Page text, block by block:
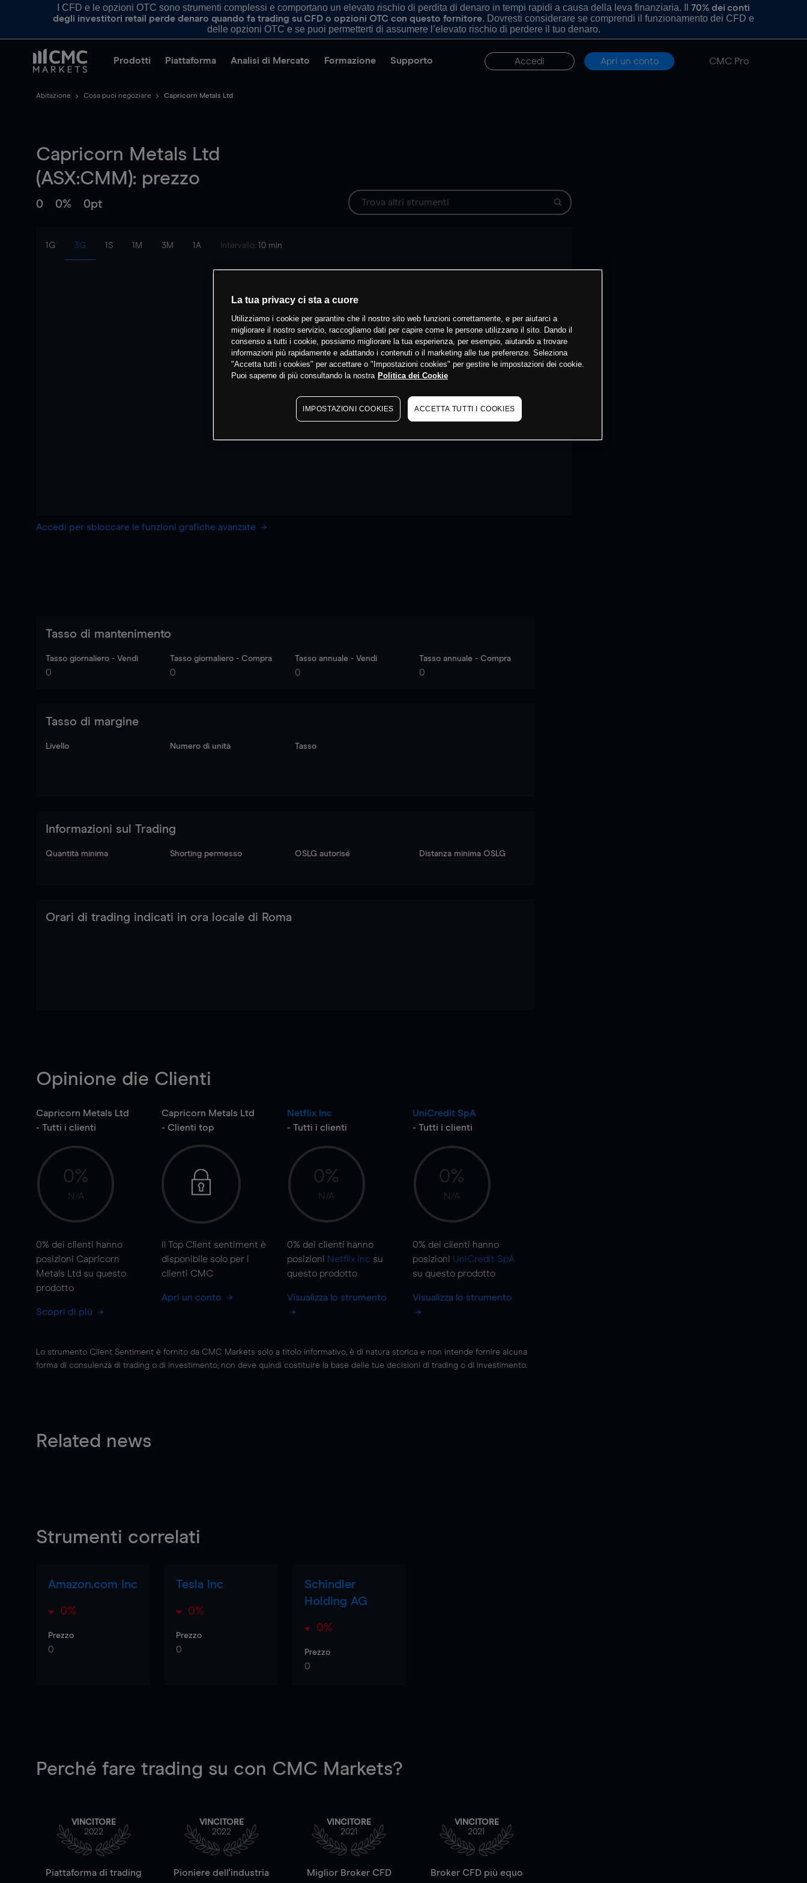
I CFD e le opzioni OTC sono strumenti complessi e comportano un elevato rischio di perdita di denaro in tempi rapidi a causa della leva finanziaria. Il 70% dei conti
degli investitori retail perde denaro quando fa trading su CFD o opzioni OTC con questo fornitore. Dovresti considerare se comprendi il funzionamento dei CFD e
delle opzioni OTC e se puoi permetterti di assumere l’elevato rischio di perdere il tuo denaro.
Prodotti Piattaforma Analisi di Mercato Formazione Supporto Accedi Apri un conto CMC Pro
Abitazione Cosa puoi negoziare Capricorn Metals Ltd
Capricorn Metals Ltd
(ASX:CMM): prezzo
0 0% 0pt
1G 3G 1S 1M 3M 1A Intervallo: 10 min
Accedi per sbloccare le funzioni grafiche avanzate
Tasso di mantenimento
Tasso giornaliero - Vendi
0
Tasso giornaliero - Compra
0
Tasso annuale - Vendi
0
Tasso annuale - Compra
0
Tasso di margine
Livello Numero di unità Tasso
Informazioni sul Trading
Quantità minima Shorting permesso OSLG autorisé Distanza minima OSLG
Orari di trading indicati in ora locale di Roma
Opinione die Clienti
Capricorn Metals Ltd
- Tutti i clienti
0%
N/A
0% dei clienti hanno
posizioni Capricorn
Metals Ltd su questo
prodotto
Scopri di più
Capricorn Metals Ltd
- Clienti top
Il Top Client sentiment è
disponibile solo per i
clienti CMC
Apri un conto
Netflix Inc
- Tutti i clienti
0%
N/A
0% dei clienti hanno
posizioni Netflix Inc su
questo prodotto
Visualizza lo strumento
UniCredit SpA
- Tutti i clienti
0%
N/A
0% dei clienti hanno
posizioni UniCredit SpA
su questo prodotto
Visualizza lo strumento
Lo strumento Client Sentiment è fornito da CMC Markets solo a titolo informativo, è di natura storica e non intende fornire alcuna
forma di consulenza di trading o di investimento; non deve quindi costituire la base delle tue decisioni di trading o di investimento.
Related news
Strumenti correlati
Amazon.com Inc
0%
Prezzo
0
Tesla Inc
0%
Prezzo
0
Schindler
Holding AG
0%
Prezzo
0
Perché fare trading su con CMC Markets?
VINCITORE
2022
Piattaforma di trading
VINCITORE
2022
Pioniere dell'industria
VINCITORE
2021
Miglior Broker CFD
VINCITORE
2021
Broker CFD più equo
La tua privacy ci sta a cuore
Utilizziamo i cookie per garantire che il nostro sito web funzioni correttamente, e per aiutarci a
migliorare il nostro servizio, raccogliamo dati per capire come le persone utilizzano il sito. Dando il
consenso a tutti i cookie, possiamo migliorare la tua esperienza, per esempio, aiutando a trovare
informazioni più rapidamente e adattando i contenuti o il marketing alle tue preferenze. Seleziona
"Accetta tutti i cookies" per accettare o "Impostazioni cookies" per gestire le impostazioni dei cookie.
Puoi saperne di più consultando la nostra Politica dei Cookie
IMPOSTAZIONI COOKIES ACCETTA TUTTI I COOKIES